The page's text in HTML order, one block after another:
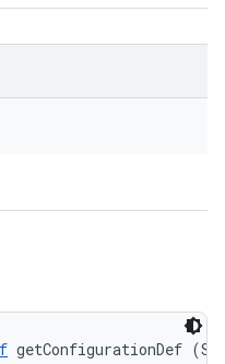
getConfigurationDef